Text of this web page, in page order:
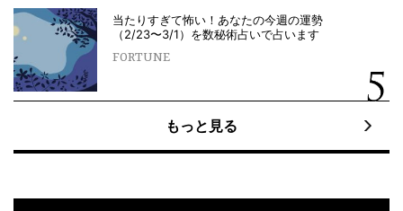
当たりすぎて怖い！あなたの今週の運勢
（2/23〜3/1）を数秘術占いで占います
FORTUNE
もっと見る